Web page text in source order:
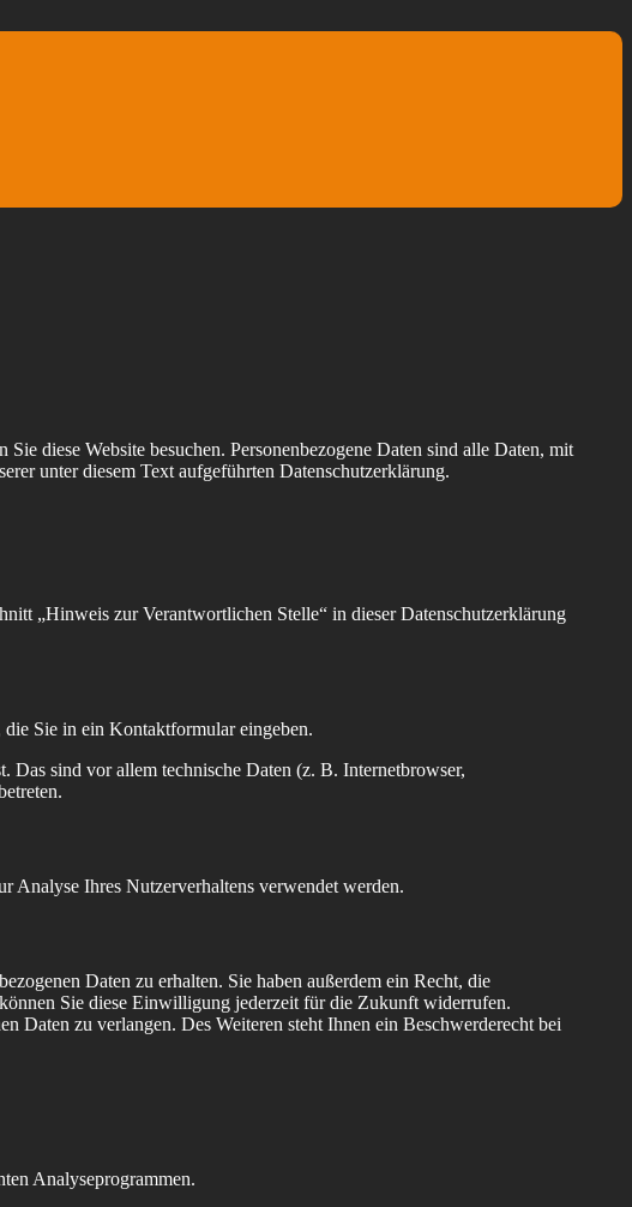
diese Website besuchen. Personenbezogene Daten sind alle Daten, mit
unter diesem Text aufgeführten Datenschutzerklärung.
„Hinweis zur Verantwortlichen Stelle“ in dieser Datenschutzerklärung
Sie in ein Kontaktformular eingeben.
Das sind vor allem technische Daten (z. B. Internetbrowser,
Analyse Ihres Nutzerverhaltens verwendet werden.
Daten zu erhalten. Sie haben außerdem ein Recht, die
Sie diese Einwilligung jederzeit für die Zukunft widerrufen.
Daten zu verlangen. Des Weiteren steht Ihnen ein Beschwerderecht bei
Analyseprogrammen.